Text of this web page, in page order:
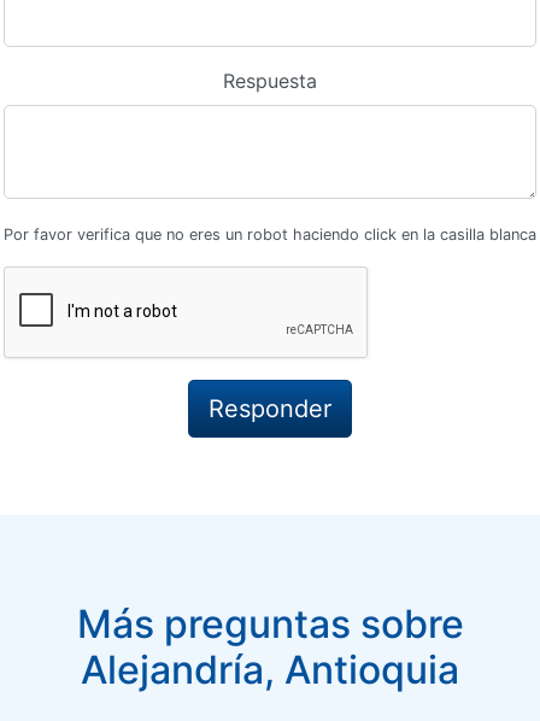
Respuesta
Por favor verifica que no eres un robot haciendo click en la casilla blanca
Más preguntas sobre
Alejandría, Antioquia